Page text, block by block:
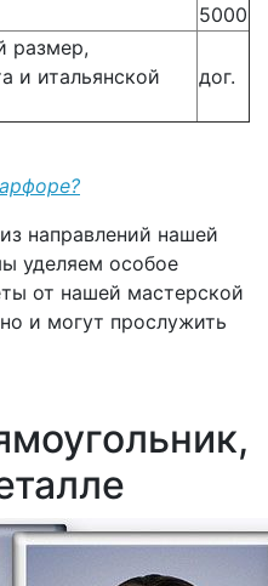
5000
размер,
и итальянской
дог.
направлений нашей
уделяем особое
от нашей мастерской
и могут прослужить